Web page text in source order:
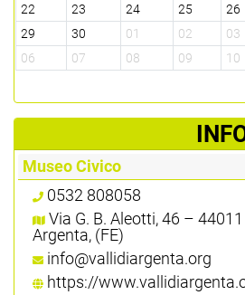
22
23 24 25 26
29
30 01 02 03
06
07 08 09 10
Museo Civico
0532 808058
Via G. B. Aleotti, 46 –
Argenta, (FE)
info@vallidiargenta.org
https://